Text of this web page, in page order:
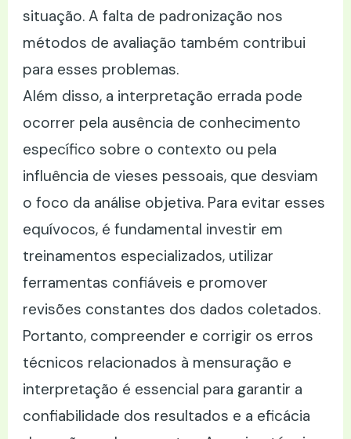
situação. A falta de padronização nos
métodos de avaliação também contribui
para esses problemas.
Além disso, a interpretação errada pode
ocorrer pela ausência de conhecimento
específico sobre o contexto ou pela
influência de vieses pessoais, que desviam
o foco da análise objetiva. Para evitar esses
equívocos, é fundamental investir em
treinamentos especializados, utilizar
ferramentas confiáveis e promover
revisões constantes dos dados coletados.
Portanto, compreender e corrigir os erros
técnicos relacionados à mensuração e
interpretação é essencial para garantir a
confiabilidade dos resultados e a eficácia